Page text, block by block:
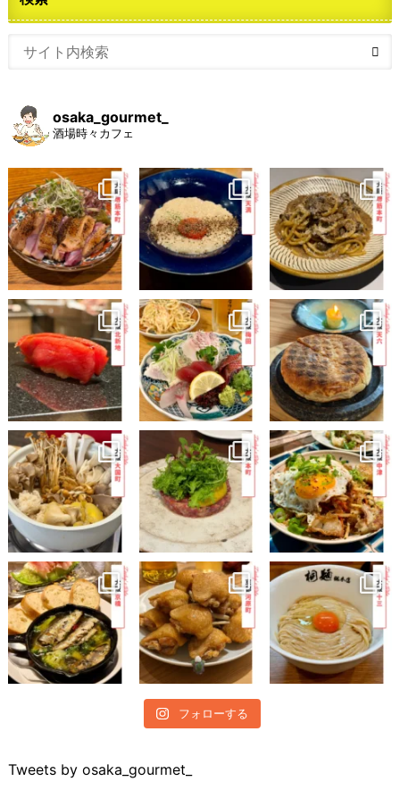
osaka_gourmet_
酒場時々カフェ
フォローする
Tweets by osaka_gourmet_